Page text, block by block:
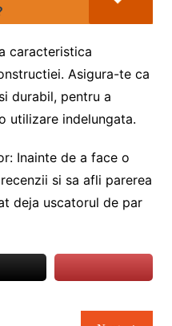
caracteristica
Asigura-te ca
durabil, pentru a
utilizare indelungata.
Inainte de a face o
si sa afli parerea
deja uscatorul de par